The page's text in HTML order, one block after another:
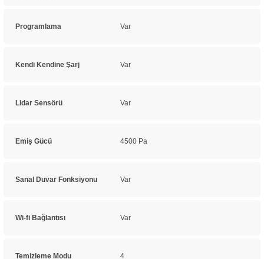
Programlama Var
Kendi Kendine Şarj Var
Lidar Sensörü Var
Emiş Gücü 4500 Pa
Sanal Duvar Fonksiyonu Var
Wi-fi Bağlantısı Var
Temizleme Modu 4